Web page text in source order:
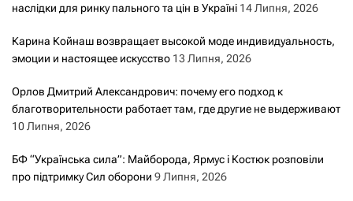
наслідки для ринку пального та цін в Україні 14 Липня, 2026
Карина Койнаш возвращает высокой моде индивидуальность,
эмоции и настоящее искусство 13 Липня, 2026
Орлов Дмитрий Александрович: почему его подход к
благотворительности работает там, где другие не выдерживают
10 Липня, 2026
БФ “Українська сила”: Майборода, Ярмус і Костюк розповіли
про підтримку Сил оборони 9 Липня, 2026